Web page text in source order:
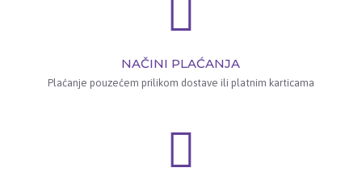
NAČINI PLAĆANJA
Plaćanje pouzećem prilikom dostave ili platnim karticama